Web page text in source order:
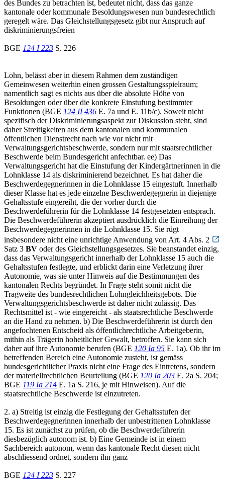
des Bundes zu betrachten ist, bedeutet nicht, dass das ganze
kantonale oder kommunale Besoldungswesen nun bundesrechtlich
geregelt wäre. Das Gleichstellungsgesetz gibt nur Anspruch auf
diskriminierungsfreien
BGE 124 I 223 S. 226
Lohn, belässt aber in diesem Rahmen dem zuständigen
Gemeinwesen weiterhin einen grossen Gestaltungsspielraum;
namentlich sagt es nichts aus über die absolute Höhe von
Besoldungen oder über die konkrete Einstufung bestimmter
Funktionen (BGE 124 II 436 E. 7a und E. 11b/c). Soweit nicht
spezifisch der Diskriminierungsaspekt zur Diskussion steht, sind
daher Streitigkeiten aus dem kantonalen und kommunalen
öffentlichen Dienstrecht nach wie vor nicht mit
Verwaltungsgerichtsbeschwerde, sondern nur mit staatsrechtlicher
Beschwerde beim Bundesgericht anfechtbar. ee) Das
Verwaltungsgericht hat die Einstufung der Kindergärtnerinnen in die
Lohnklasse 14 als diskriminierend bezeichnet. Es hat daher die
Beschwerdegegnerinnen in die Lohnklasse 15 eingestuft. Innerhalb
dieser Klasse hat es jede einzelne Beschwerdegegnerin in diejenige
Gehaltsstufe eingereiht, die der vorher durch die
Beschwerdeführerin für die Lohnklasse 14 festgesetzten entsprach.
Die Beschwerdeführerin akzeptiert ausdrücklich die Einreihung der
Beschwerdegegnerinnen in die Lohnklasse 15. Sie rügt
insbesondere nicht eine unrichtige Anwendung von Art. 4 Abs. 2
Satz 3 BV oder des Gleichstellungsgesetzes. Sie beanstandet einzig,
dass das Verwaltungsgericht innerhalb der Lohnklasse 15 auch die
Gehaltsstufen festlegte, und erblickt darin eine Verletzung ihrer
Autonomie, was sie unter Hinweis auf die Bestimmungen des
kantonalen Rechts begründet. In Frage steht somit nicht die
Tragweite des bundesrechtlichen Lohngleichheitsgebots. Die
Verwaltungsgerichtsbeschwerde ist daher nicht zulässig. Das
Rechtsmittel ist - wie eingereicht - als staatsrechtliche Beschwerde
an die Hand zu nehmen. b) Die Beschwerdeführerin ist durch den
angefochtenen Entscheid als öffentlichrechtliche Arbeitgeberin,
mithin als Trägerin hoheitlicher Gewalt, betroffen. Sie kann sich
daher auf ihre Autonomie berufen (BGE 120 Ia 95 E. 1a). Ob ihr im
betreffenden Bereich eine Autonomie zusteht, ist gemäss
bundesgerichtlicher Praxis nicht eine Frage des Eintretens, sondern
der materiellrechtlichen Beurteilung (BGE 120 Ia 203 E. 2a S. 204;
BGE 119 Ia 214 E. 1a S. 216, je mit Hinweisen). Auf die
staatsrechtliche Beschwerde ist einzutreten.
2. a) Streitig ist einzig die Festlegung der Gehaltsstufen der
Beschwerdegegnerinnen innerhalb der unbestrittenen Lohnklasse
15. Es ist zunächst zu prüfen, ob die Beschwerdeführerin
diesbezüglich autonom ist. b) Eine Gemeinde ist in einem
Sachbereich autonom, wenn das kantonale Recht diesen nicht
abschliessend ordnet, sondern ihn ganz
BGE 124 I 223 S. 227